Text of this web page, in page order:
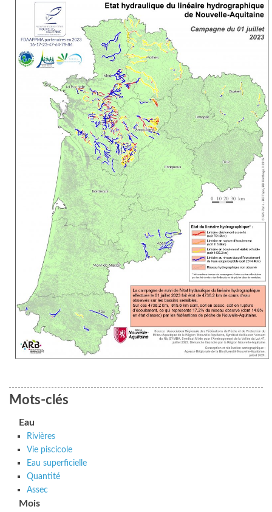
Mots-clés
Eau
Rivières
Vie piscicole
Eau superficielle
Quantité
Assec
Mois